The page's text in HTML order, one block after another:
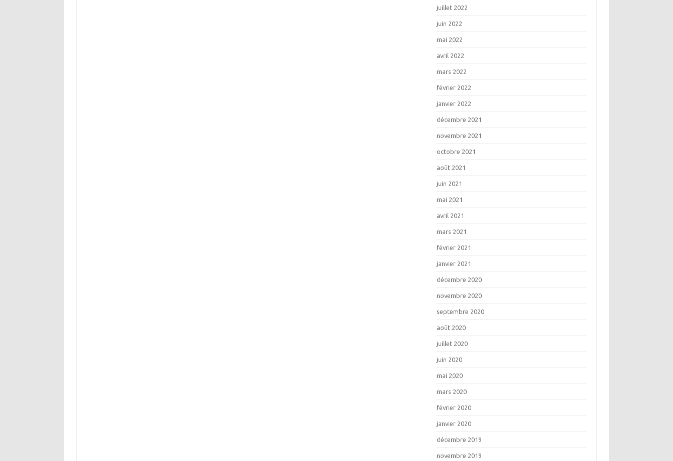
juillet 2022
juin 2022
mai 2022
avril 2022
mars 2022
février 2022
janvier 2022
décembre 2021
novembre 2021
octobre 2021
août 2021
juin 2021
mai 2021
avril 2021
mars 2021
février 2021
janvier 2021
décembre 2020
novembre 2020
septembre 2020
août 2020
juillet 2020
juin 2020
mai 2020
mars 2020
février 2020
janvier 2020
décembre 2019
novembre 2019